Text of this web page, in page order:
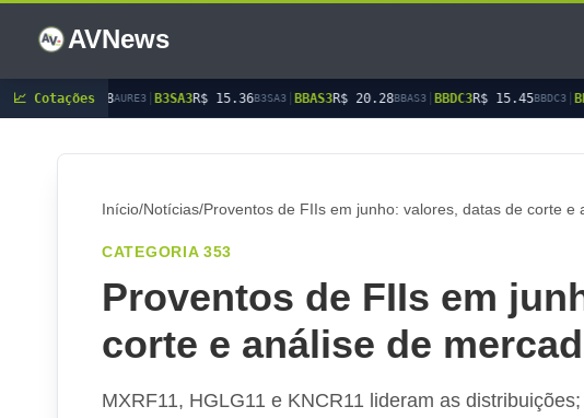
AVNews
📈 Cotações
| B3SA3R$ 15.36B3SA3|BBAS3 R$ 20.28BBAS3|BBDC3 R$ 15.45BBDC3|BBDC4 R$ 17.70BBDC4
Início/Notícias/Proventos de FIIs em junho: valores, datas de corte e
CATEGORIA 353
Proventos de FIIs em
corte e análise de
MXRF11, HGLG11 e KNCR11 lideram as